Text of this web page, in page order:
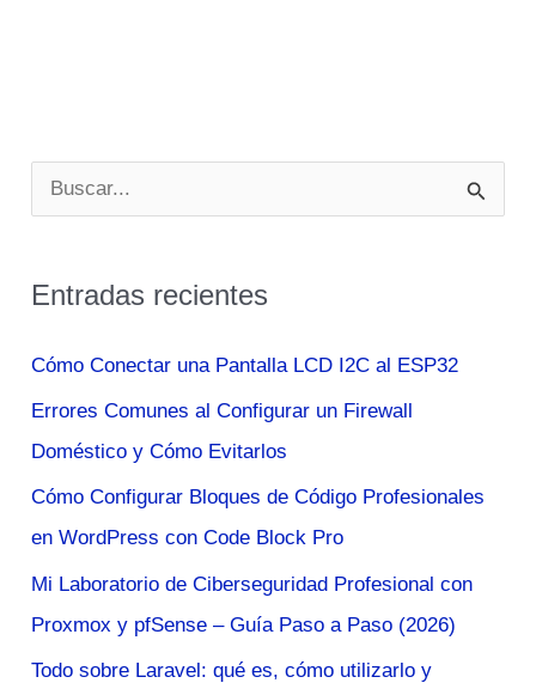
u
c
p
o
r
:
Entradas recientes
Cómo Conectar una Pantalla LCD I2C al ESP32
Errores Comunes al Configurar un Firewall
Doméstico y Cómo Evitarlos
Cómo Configurar Bloques de Código Profesionales
en WordPress con Code Block Pro
Mi Laboratorio de Ciberseguridad Profesional con
Proxmox y pfSense – Guía Paso a Paso (2026)
Todo sobre Laravel: qué es, cómo utilizarlo y